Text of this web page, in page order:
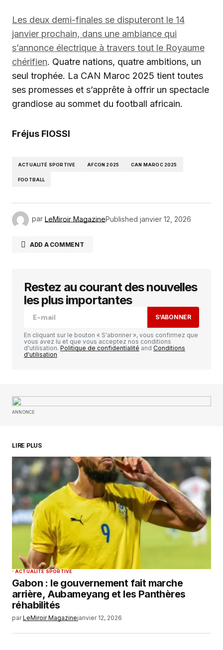
Les deux demi-finales se disputeront le 14
janvier prochain, dans une ambiance qui
s’annonce électrique à travers tout le Royaume
chérifien. Quatre nations, quatre ambitions, un
seul trophée. La CAN Maroc 2025 tient toutes
ses promesses et s’apprête à offrir un spectacle
grandiose au sommet du football africain.
Fréjus FIOSSI
ACTUALITÉ SPORTIVE AFCON 2025 CAN MAROC 2025
FOOTBALL
par LeMiroir MagazinePublished janvier 12, 2026
ADD A COMMENT
Votre adresse e-mail ne sera pas publiée. Les
champs obligatoires sont indiqués avec
Enregistrer mon nom, mon e-mail et mon
commentaire.
SUBMIT COMMENT
Restez au courant des nouvelles
les plus importantes
S'ABONNER
En cliquant sur le bouton « S'abonner », vous confirmez que
vous avez lu et que vous acceptez nos conditions
d'utilisation. Politique de confidentialité and Conditions
d'utilisation
ANNONCE
LIRE PLUS
ACTUALITÉ SPORTIVE
Gabon : le gouvernement fait marche
arrière, Aubameyang et les Panthères
réhabilités
par LeMiroir Magazinejanvier 12, 2026